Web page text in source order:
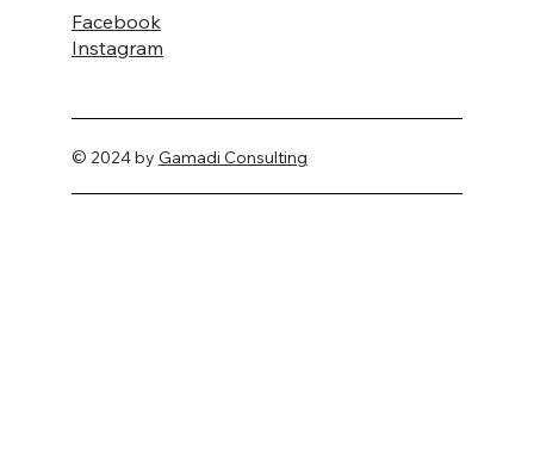
© 2024 by Gamadi Consulting
Facebook
Instagram